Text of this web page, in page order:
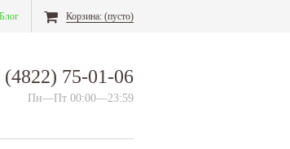
Блог Корзина: (пусто)
(4822) 75-01-06
Пн—Пт 00:00—23:59